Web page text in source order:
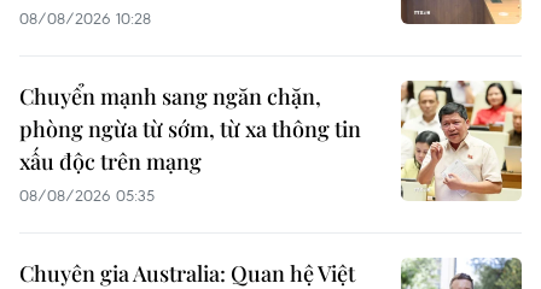
08/08/2026 10:28
Chuyển mạnh sang ngăn chặn,
phòng ngừa từ sớm, từ xa thông tin
xấu độc trên mạng
08/08/2026 05:35
Chuyên gia Australia: Quan hệ Việt